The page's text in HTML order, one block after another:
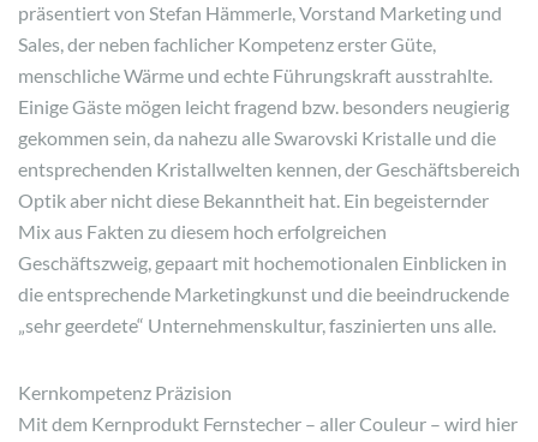
präsentiert von Stefan Hämmerle, Vorstand Marketing und
Sales, der neben fachlicher Kompetenz erster Güte,
menschliche Wärme und echte Führungskraft ausstrahlte.
Einige Gäste mögen leicht fragend bzw. besonders neugierig
gekommen sein, da nahezu alle Swarovski Kristalle und die
entsprechenden Kristallwelten kennen, der Geschäftsbereich
Optik aber nicht diese Bekanntheit hat. Ein begeisternder
Mix aus Fakten zu diesem hoch erfolgreichen
Geschäftszweig, gepaart mit hochemotionalen Einblicken in
die entsprechende Marketingkunst und die beeindruckende
„sehr geerdete“ Unternehmenskultur, faszinierten uns alle.
Kernkompetenz Präzision
Mit dem Kernprodukt Fernstecher – aller Couleur – wird hier